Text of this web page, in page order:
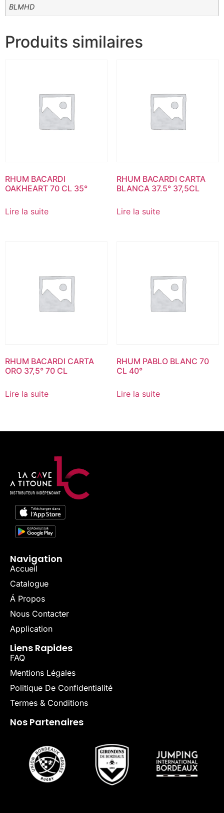
BLMHD
Produits similaires
RHUM BACARDI
OAKHEART 70 CL 35°
Lire la suite
RHUM BACARDI CARTA
BLANCA 37.5° 37,5CL
Lire la suite
RHUM BACARDI CARTA
ORO 37,5° 70 CL
Lire la suite
RHUM PABLO BLANC 70
CL 40°
Lire la suite
Navigation
Accueil
Catalogue
Á Propos
Nous Contacter
Application
Liens Rapides
FAQ
Mentions Légales
Politique De Confidentialité
Termes & Conditions
Nos Partenaires